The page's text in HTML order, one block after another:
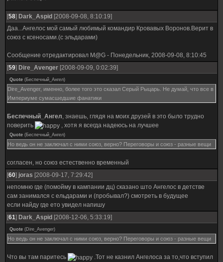
[58] Dark_Aspid [2008-09-08, 8:10:19]
Даа...Ангелос мой самый любимый командир Кровавых Воронов.Верит в
союз с ксеносами.(с эльдарами)
Сообщение отредактировал M@G - Понедельник, 2008-09-08, 8:10:45
[59] Dire_Avenger [2008-09-09, 0:02:39]
Quote (Беспечный_Ангел)
Dire_Avenger, именно, более того это сказал Серый Рыцарь. Не думай, что все в
Империуме сумасшедшие фанатики
Беспечный_Ангел, знаешь, глядя на моих друзей в это было трудно
поверить
, хотя я всегда надеюсь на лучшее
Quote (Беспечный_Ангел)
Но ведь он не заключал с ними союз, верно? Переговоры и союз - разные вещи
согласен, но союз естественно временный
[60] joras [2008-09-17, 7:29:42]
непомню где (помойму в кампании дц) сказано што Ангелос в детстве
сам занимался с ельдарами и (пробывал?) смотреть в будущее
если найду где ето увидел напишу
[61] Dark_Aspid [2008-12-06, 5:33:19]
Quote (Dire_Avenger)
Но ведь он не заключал с ними союз, верно? Переговоры и союз - разные вещи
Что вы там паритесь
.Тот не казнил Ангелоса за то,что вступил